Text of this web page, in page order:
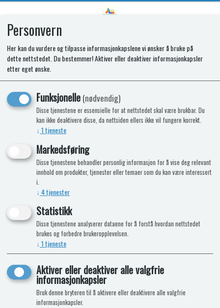
Veggfeste i plast for Brannslukker
112
Nyhet
Personvern
Her kan du vurdere og tilpasse informasjonkapslene vi ønsker å bruke på
dette nettstedet. Du bestemmer! Aktiver eller deaktiver informasjonkapsler
etter eget ønske.
Funksjonelle(nødvendig)
Disse tjenestene er essensielle for at nettstedet skal være brukbar. Du
kan ikke deaktivere disse, da nettsiden ellers ikke vil fungere korrekt.
↓ 1tjeneste
Markedsføring
Disse tjenestene behandler personlig informasjon for å vise deg relevant
innhold om produkter, tjenester eller temaer som du kan være interessert
i.
↓ 4tjenester
Statistikk
Disse tjenestene analyserer dataene for å forstå hvordan nettstedet
brukes og forbedre brukeropplevelsen.
↓ 1tjeneste
Aktiver eller deaktiver alle valgfrie
informasjonkapsler
Bruk denne bryteren til å aktivere eller deaktivere alle valgfrie
informasjonkapsler.